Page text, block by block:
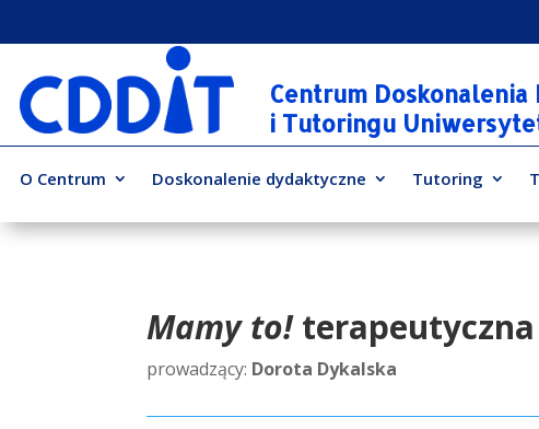
Centrum
i Tutoringu
O Centrum Doskonalenie dydaktyczne Tutoring
Mamy to!
prowadzący: Dorota Dykalska